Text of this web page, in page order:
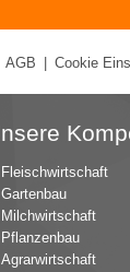
AGB | Cookie
Fleischwirtschaft
Gartenbau
Milchwirtschaft
Pflanzenbau
Agrarwirtschaft